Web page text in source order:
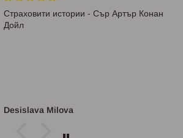
Страховити истории - Сър Артър Конан
Дойл
Desislava Milova